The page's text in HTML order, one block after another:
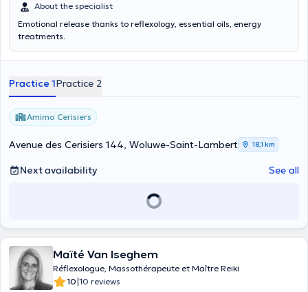
About the specialist
Emotional release thanks to reflexology, essential oils, energy
treatments.
Practice 1Practice 2
Amimo Cerisiers
Avenue des Cerisiers 144, Woluwe-Saint-Lambert 18,1 km
Next availability See all
Maïté Van Iseghem
Réflexologue, Massothérapeute et Maître Reiki
10|10 reviews